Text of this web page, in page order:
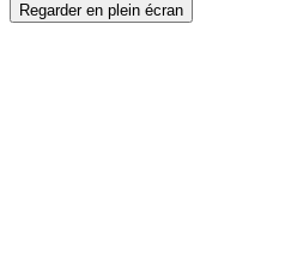
Regarder en plein écran